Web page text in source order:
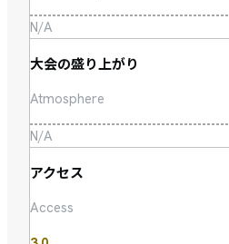
N/A
大会の盛り上がり
Atmosphere
N/A
アクセス
Access